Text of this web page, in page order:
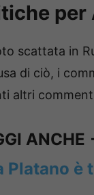
per
scattata in
di ciò, i
altri
ANCHE
Platano è